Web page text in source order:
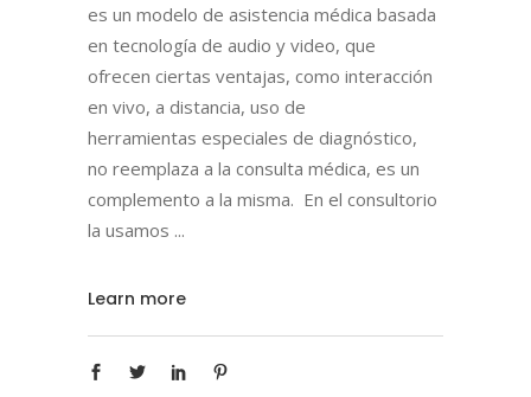
es un modelo de asistencia médica basada
en tecnología de audio y video, que
ofrecen ciertas ventajas, como interacción
en vivo, a distancia, uso de
herramientas especiales de diagnóstico,
no reemplaza a la consulta médica, es un
complemento a la misma. En el consultorio
la usamos
Learn more